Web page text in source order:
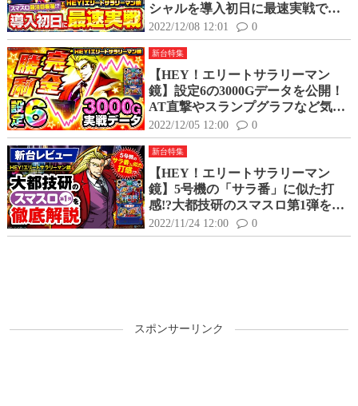
シャルを導入初日に最速実戦で確
認してきた！
2022/12/08 12:01 0
新台特集
【HEY！エリートサラリーマン
鏡】設定6の3000Gデータを公開！
AT直撃やスランプグラフなど気に
なる挙動を全て紹介
2022/12/05 12:00 0
新台特集
【HEY！エリートサラリーマン
鏡】5号機の「サラ番」に似た打
感!?大都技研のスマスロ第1弾をレ
ビュー！
2022/11/24 12:00 0
スポンサーリンク